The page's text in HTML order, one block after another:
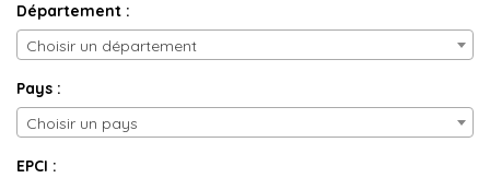
Département :
Choisir un département
Pays :
Choisir un pays
EPCI :